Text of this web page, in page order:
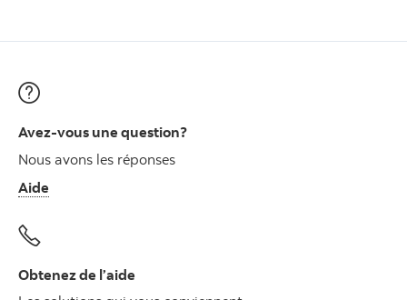
Avez-vous une question?
Nous avons les réponses
Aide
Obtenez de l’aide